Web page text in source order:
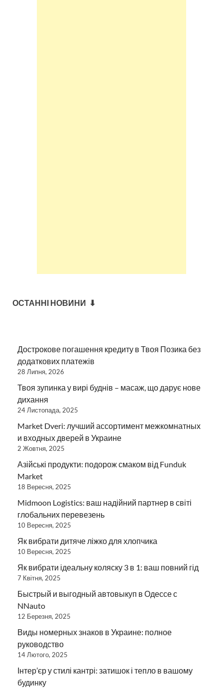
ОСТАННІ НОВИНИ ⬇
Дострокове погашення кредиту в Твоя Позика без
додаткових платежів
28 Липня, 2026
Твоя зупинка у вирі буднів – масаж, що дарує нове
дихання
24 Листопада, 2025
Market Dveri: лучший ассортимент межкомнатных
и входных дверей в Украине
2 Жовтня, 2025
Азійські продукти: подорож смаком від Funduk
Market
18 Вересня, 2025
Midmoon Logistics: ваш надійний партнер в світі
глобальних перевезень
10 Вересня, 2025
Як вибрати дитяче ліжко для хлопчика
10 Вересня, 2025
Як вибрати ідеальну коляску 3 в 1: ваш повний гід
7 Квітня, 2025
Быстрый и выгодный автовыкуп в Одессе с
NNauto
12 Березня, 2025
Виды номерных знаков в Украине: полное
руководство
14 Лютого, 2025
Інтер’єр у стилі кантрі: затишок і тепло в вашому
будинку